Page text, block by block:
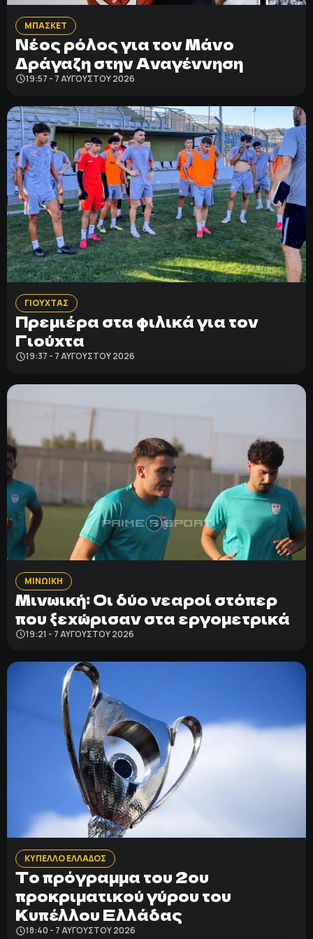
ΜΠΑΣΚΕΤ
Νέος ρόλος για τον Μάνο
Δράγαζη στην Αναγέννηση
19:57 - 7 ΑΥΓΟΎΣΤΟΥ 2026
ΓΙΟΥΧΤΑΣ
Πρεμιέρα στα φιλικά για τον
Γιούχτα
19:37 - 7 ΑΥΓΟΎΣΤΟΥ 2026
ΜΙΝΩΙΚΗ
Μινωική: Οι δύο νεαροί στόπερ
που ξεχώρισαν στα εργομετρικά
19:21 - 7 ΑΥΓΟΎΣΤΟΥ 2026
ΚΥΠΕΛΛΟ ΕΛΛΑΔΟΣ
Το πρόγραμμα του 2ου
προκριματικού γύρου του
Κυπέλλου Ελλάδας
18:40 - 7 ΑΥΓΟΎΣΤΟΥ 2026